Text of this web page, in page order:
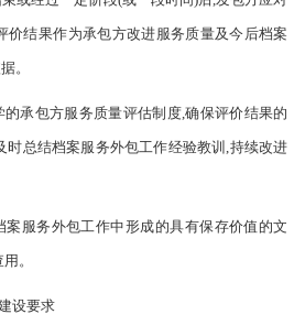
价结果作为承包方改进服务质量及今后档案
。
的承包方服务质量评估制度,确保评价结果的
时总结档案服务外包工作经验教训,持续改进
案服务外包工作中形成的具有保存价值的文
。
设要求